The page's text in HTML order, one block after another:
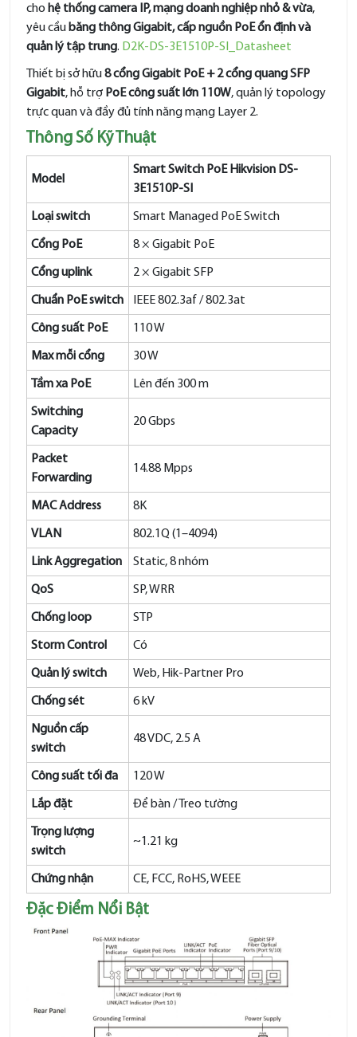
cho hệ thống camera IP, mạng doanh nghiệp nhỏ & vừa,
yêu cầu băng thông Gigabit, cấp nguồn PoE ổn định và
quản lý tập trung. D2K-DS-3E1510P-SI_Datasheet
Thiết bị sở hữu8 cổng Gigabit PoE + 2 cổng quang SFP
Gigabit, hỗ trợ PoE công suất lớn 110W, quản lý topology
trực quan và đầy đủ tính năng mạng Layer 2.
Thông Số Kỹ Thuật
Model
Smart Switch PoE Hikvision DS-
3E1510P-SI
Loại switch Smart Managed PoE Switch
Cổng PoE 8 × Gigabit PoE
Cổng uplink 2 × Gigabit SFP
Chuẩn PoE switch IEEE 802.3af / 802.3at
Công suất PoE 110 W
Max mỗi cổng 30 W
Tầm xa PoE Lên đến 300 m
Switching
Capacity
20 Gbps
Packet
Forwarding
14.88 Mpps
MAC Address 8K
VLAN 802.1Q (1–4094)
Link Aggregation Static, 8 nhóm
QoS SP, WRR
Chống loop STP
Storm Control Có
Quản lý switch Web, Hik-Partner Pro
Chống sét 6 kV
Nguồn cấp
switch
48 VDC, 2.5 A
Công suất tối đa 120 W
Lắp đặt Để bàn / Treo tường
Trọng lượng
switch
~1.21 kg
Chứng nhận CE, FCC, RoHS, WEEE
Đặc Điểm Nổi Bật